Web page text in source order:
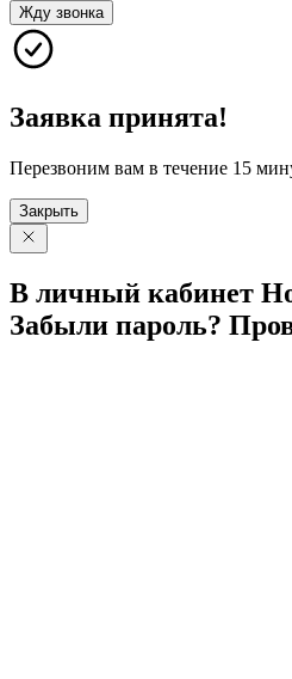
Жду звонка
Заявка принята!
Перезвоним вам в течение 15
Закрыть
В личный кабинет
Забыли пароль?